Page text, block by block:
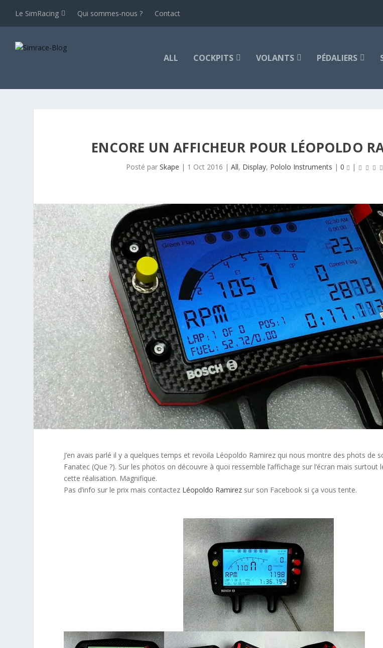
Le SimRacing Qui sommes-nous ? Contact
ALL COCKPITS VOLANTS PÉDALIERS
ENCORE UN AFFICHEUR POUR LÉOPOLDO
Posté par Skape | 1 Oct 2016 | All, Display, Pololo Instruments | 0 |
J’en avais parlé il y a quelques temps et revoila Léopoldo Ramirez qui nous montre des phots de
Fanatec (Que ?). Sur les photos on découvre à quoi ressemble l’affichage sur l’écran mais surtout
cette réalisation. Magnifique.
Pas d’info sur le prix mais contactez Léopoldo Ramirez sur son Facebook si ça vous tente.